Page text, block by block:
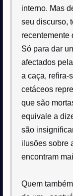
interno. Mas
seu discurso,
recentemente
Só para dar
afectados
a caça, refira-
cetáceos
que são
equivale a
são
ilusões sobre
encontram
Quem